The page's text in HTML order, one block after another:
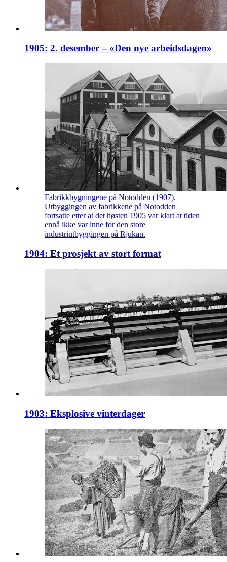
1905: 2. desember – «Den nye arbeidsdagen»
Fabrikkbygningene på Notodden (1907).
Utbyggingen av fabrikkene på Notodden
fortsatte etter at det høsten 1905 var klart at tiden
ennå ikke var inne for den store
industriutbyggingen på Rjukan.
1904: Et prosjekt av stort format
1903: Eksplosive vinterdager